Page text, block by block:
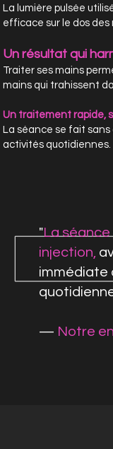
La lumière pulsée
efficace sur le dos des
Un résultat qui
Traiter ses mains
mains qui trahissent
Un traitement rapide,
La séance se fait
activités quotidiennes.
"La séance
injection,
immédiate
— Notre